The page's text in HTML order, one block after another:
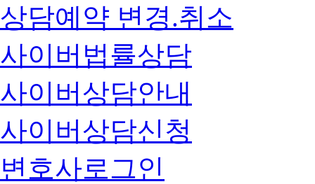
상담예약 변경.취소
사이버법률상담
사이버상담안내
사이버상담신청
변호사로그인